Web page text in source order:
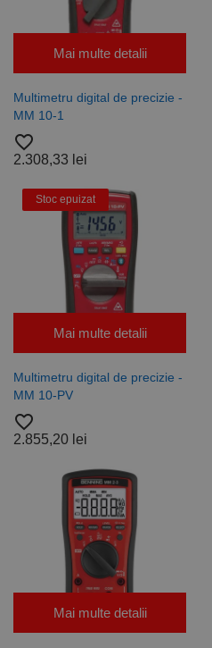
Mai multe detalii
Multimetru digital de precizie -
MM 10-1
favorite_border
2.308,33 lei
Stoc epuizat
Mai multe detalii
Multimetru digital de precizie -
MM 10-PV
favorite_border
2.855,20 lei
Mai multe detalii